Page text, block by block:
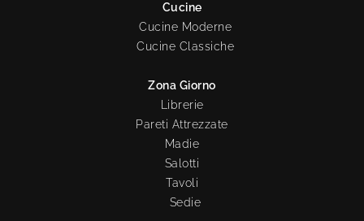
Cucine
Cucine Moderne
Cucine Classiche
Zona Giorno
Librerie
Pareti Attrezzate
Madie
Salotti
Tavoli
Sedie